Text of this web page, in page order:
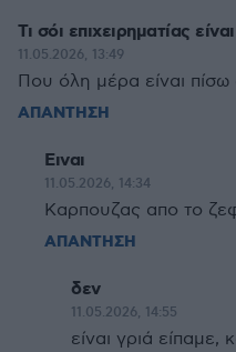
Τι σόι επιχειρηματίας είναι
11.05.2026, 13:49
Που όλη μέρα είναι
ΑΠΑΝΤΗΣΗ
Ειναι
11.05.2026, 14:34
Καρπουζας απο το
ΑΠΑΝΤΗΣΗ
δεν
11.05.2026, 14:55
είναι γριά είπαμε,